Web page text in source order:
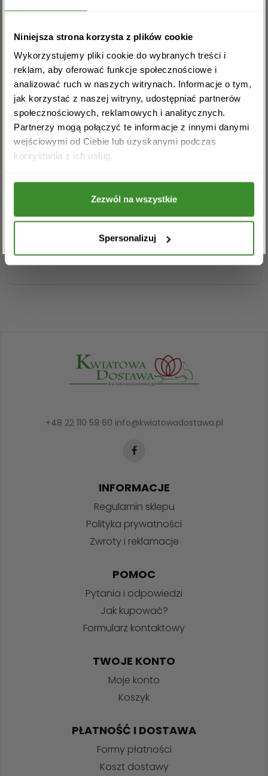
Niniejsza strona korzysta z plików cookie
Wykorzystujemy pliki cookie do wybranych treści i
reklam, aby oferować funkcje społecznościowe i
analizować ruch w naszych witrynach. Informacje o tym,
jak korzystać z naszej witryny, udostępniać partnerów
społecznościowych, reklamowych i analitycznych.
Partnerzy mogą połączyć te informacje z innymi danymi
wejściowymi od Ciebie lub uzyskanymi podczas
korzystania z ich usług.
Zezwól na wszystkie
Spersonalizuj
dodatkowej szarfie.
Wieniec Memento Mori składa się:
Róża, storczyk, margaretka, gipsówka, zieleń
dekoracyjna, jodła
* Wielkość produktu: na zdjęciu głównym
przedstawiony jest produkt duży. W pozostałych
przypadkach ilość kwiatów będzie adekwatna do
różnicy w cenie.
OPINIE
Na razie nie ma opinii o produkcie.
zalogować , aby dodać opinię.
+48 22 110 59 60 info@kwiatowadostawa.pl
INFORMACJE
Regulamin sklepu
Polityka prywatności
Zwroty i reklamacje
POMOC
Pytania i odpowiedzi
Jak kupować?
Formularz kontaktowy
TWOJE KONTO
Moje konto
Koszyk
PŁATNOŚĆ I DOSTAWA
Formy płatności
Koszt dostawy
Zapisz się do newslettera i zgarnij
rabat na pierwsze zakupy!
Akceptuję regulamin i wyrażam zgodę na
przetwarzanie powyższych danych osobowych
ZAPISZ SIĘ